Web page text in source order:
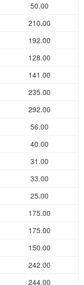
50.00
210.00
192.00
128.00
141.00
235.00
292.00
56.00
40.00
31.00
33.00
25.00
175.00
175.00
150.00
242.00
244.00